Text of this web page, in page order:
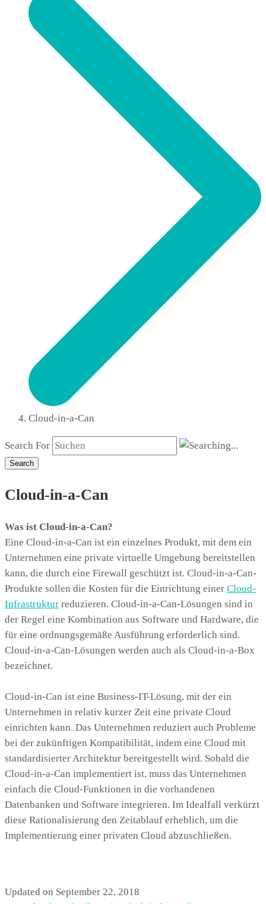
Cloud-in-a-Can
Search For
Search
Cloud-in-a-Can
Was ist Cloud-in-a-Can?
Eine Cloud-in-a-Can ist ein einzelnes Produkt, mit dem ein
Unternehmen eine private virtuelle Umgebung bereitstellen
kann, die durch eine Firewall geschützt ist. Cloud-in-a-Can-
Produkte sollen die Kosten für die Einrichtung einer Cloud-
Infrastruktur reduzieren. Cloud-in-a-Can-Lösungen sind in
der Regel eine Kombination aus Software und Hardware, die
für eine ordnungsgemäße Ausführung erforderlich sind.
Cloud-in-a-Can-Lösungen werden auch als Cloud-in-a-Box
bezeichnet.
Cloud-in-Can ist eine Business-IT-Lösung, mit der ein
Unternehmen in relativ kurzer Zeit eine private Cloud
einrichten kann. Das Unternehmen reduziert auch Probleme
bei der zukünftigen Kompatibilität, indem eine Cloud mit
standardisierter Architektur bereitgestellt wird. Sobald die
Cloud-in-a-Can implementiert ist, muss das Unternehmen
einfach die Cloud-Funktionen in die vorhandenen
Datenbanken und Software integrieren. Im Idealfall verkürzt
diese Rationalisierung den Zeitablauf erheblich, um die
Implementierung einer privaten Cloud abzuschließen.
Updated on September 22, 2018